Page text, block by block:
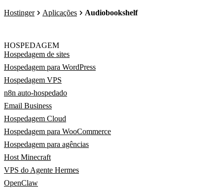
Hostinger Aplicações Audiobookshelf
HOSPEDAGEM
Hospedagem de sites
Hospedagem para WordPress
Hospedagem VPS
n8n auto-hospedado
Email Business
Hospedagem Cloud
Hospedagem para WooCommerce
Hospedagem para agências
Host Minecraft
VPS do Agente Hermes
OpenClaw